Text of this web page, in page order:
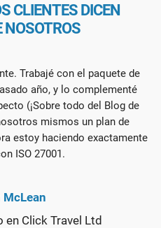
CLIENTES DICEN
NOSOTROS
Trabajé con el paquete de
año, y lo complementé
(¡Sobre todo del Blog de
mismos un plan de
estoy haciendo exactamente
ISO 27001.
en Click Travel Ltd